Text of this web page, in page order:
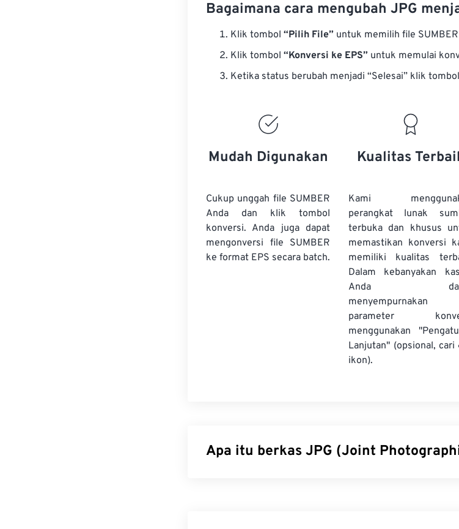
Bagaimana cara mengubah JPG
Klik tombol “Pilih File” untuk memilih file
Klik tombol “Konversi ke EPS” untuk memulai
Ketika status berubah menjadi “Selesai” klik tombol
Mudah Digunakan
Cukup unggah file SUMBER
Anda dan klik tombol
konversi. Anda juga dapat
mengonversi file SUMBER
ke format EPS secara batch.
Kualitas
Kami
perangkat lunak
terbuka dan khusus
memastikan konversi
memiliki kualitas
Dalam kebanyakan
Anda
menyempurnakan
parameter
menggunakan
Lanjutan" (opsional, cari
ikon).
Apa itu berkas JPG (Joint